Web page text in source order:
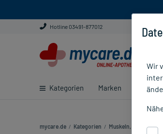
Hotline 03491-877012
Kategorien Marken
mycare.de / Kategorien / Muskeln, Knochen &
Wir